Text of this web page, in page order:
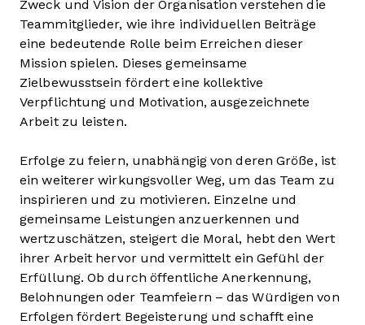
Zweck und Vision der Organisation verstehen die
Teammitglieder, wie ihre individuellen Beiträge
eine bedeutende Rolle beim Erreichen dieser
Mission spielen. Dieses gemeinsame
Zielbewusstsein fördert eine kollektive
Verpflichtung und Motivation, ausgezeichnete
Arbeit zu leisten.
Erfolge zu feiern, unabhängig von deren Größe, ist
ein weiterer wirkungsvoller Weg, um das Team zu
inspirieren und zu motivieren. Einzelne und
gemeinsame Leistungen anzuerkennen und
wertzuschätzen, steigert die Moral, hebt den Wert
ihrer Arbeit hervor und vermittelt ein Gefühl der
Erfüllung. Ob durch öffentliche Anerkennung,
Belohnungen oder Teamfeiern – das Würdigen von
Erfolgen fördert Begeisterung und schafft eine